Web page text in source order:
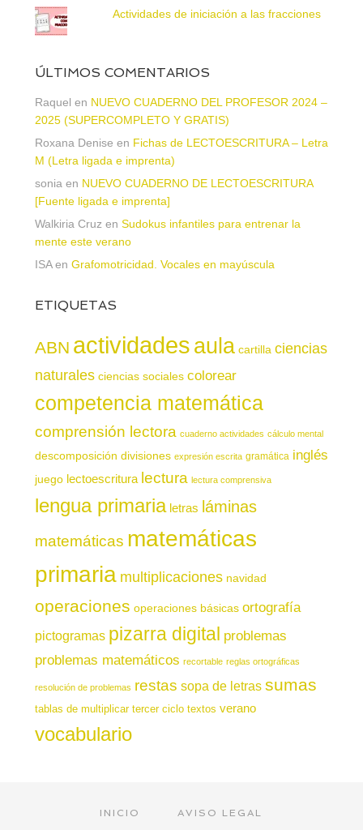
Actividades de iniciación a las fracciones
ÚLTIMOS COMENTARIOS
Raquel en NUEVO CUADERNO DEL PROFESOR 2024 –
2025 (SUPERCOMPLETO Y GRATIS)
Roxana Denise en Fichas de LECTOESCRITURA – Letra
M (Letra ligada e imprenta)
sonia en NUEVO CUADERNO DE LECTOESCRITURA
[Fuente ligada e imprenta]
Walkiria Cruz en Sudokus infantiles para entrenar la
mente este verano
ISAen Grafomotricidad. Vocales en mayúscula
ETIQUETAS
ABN actividadesaula cartilla ciencias
naturales ciencias sociales colorear
competencia matemática
comprensión lectora cuaderno actividades cálculo mental
descomposición divisiones expresión escrita gramática inglés
juego lectoescritura lectura lectura comprensiva
lengua primaria letras láminas
matemáticas matemáticas
primaria multiplicaciones navidad
operaciones operaciones básicas ortografía
pictogramas pizarra digital problemas
problemas matemáticos recortable reglas ortográficas
resolución de problemas restas sopa de letras sumas
tablas de multiplicar tercer ciclo textos verano
vocabulario
INICIO
AVISO LEGAL